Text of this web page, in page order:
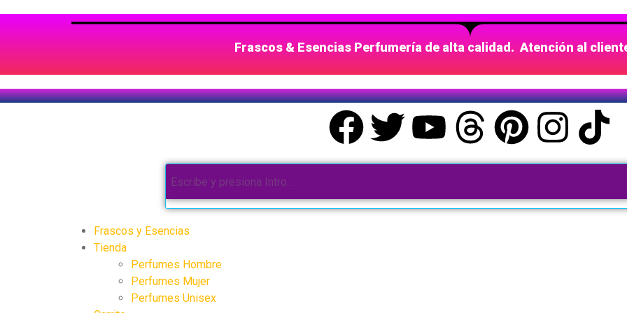
Frascos & Esencias Perfumería de alta calidad. Atención al
Frascos y Esencias
Tienda
Perfumes Hombre
Perfumes Mujer
Perfumes Unisex